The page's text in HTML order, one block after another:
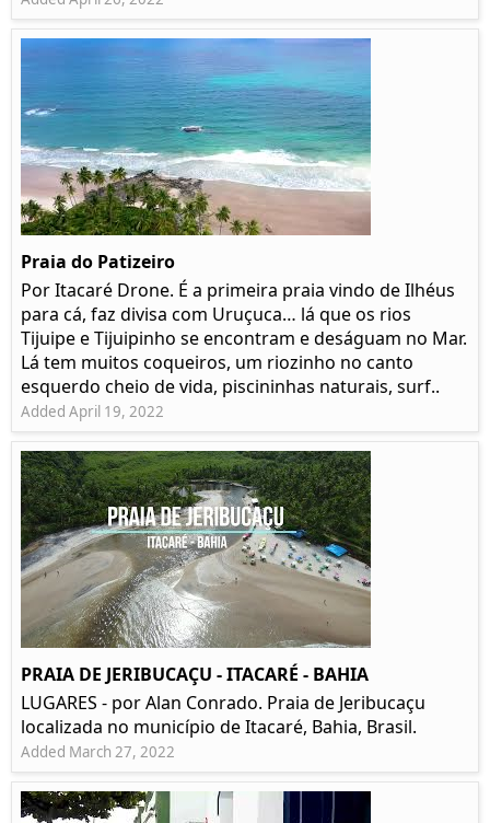
Praia do Patizeiro
Por Itacaré Drone. É a primeira praia vindo de Ilhéus
para cá, faz divisa com Uruçuca… lá que os rios
Tijuipe e Tijuipinho se encontram e deságuam no Mar.
Lá tem muitos coqueiros, um riozinho no canto
esquerdo cheio de vida, piscininhas naturais, surf..
Added April 19, 2022
PRAIA DE JERIBUCAÇU - ITACARÉ - BAHIA
LUGARES - por Alan Conrado. Praia de Jeribucaçu
localizada no município de Itacaré, Bahia, Brasil.
Added March 27, 2022